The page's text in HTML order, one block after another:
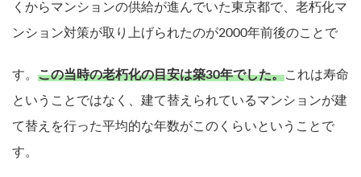
くからマンションの供給が進んでいた東京都で、老朽化マ
ンション対策が取り上げられたのが2000年前後のことで
す。 この当時の老朽化の目安は築30年でした。これは寿命
ということではなく、建て替えられているマンションが建
て替えを行った平均的な年数がこのくらいということで
す。